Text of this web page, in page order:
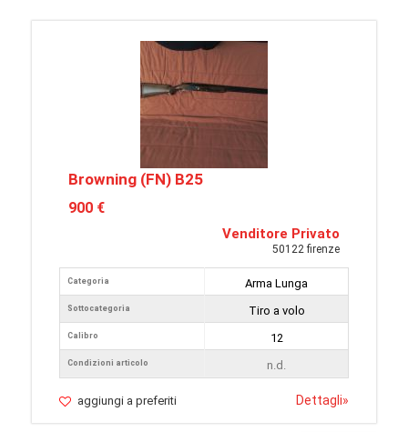
Browning (FN) B25
900 €
Venditore Privato
50122 firenze
Categoria
Sottocategoria
Calibro
Condizioni articolo
Arma Lunga
Tiro a volo
12
n.d.
aggiungi a preferiti Dettagli»